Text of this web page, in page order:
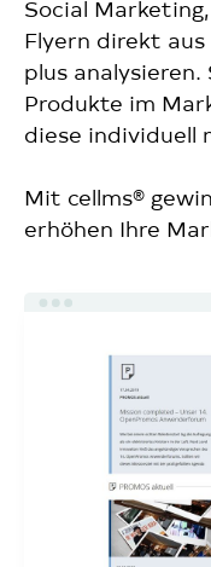
Social
Flyern direkt aus
plus analysieren.
Produkte im
diese individuell
Mit cellms®
erhöhen Ihre